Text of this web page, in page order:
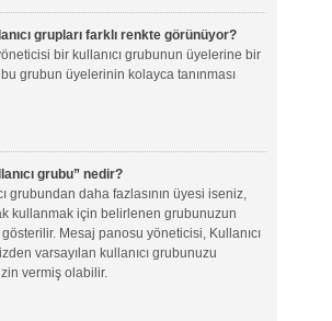
grupları farklı renkte görünüyor?
bir kullanıcı grubunun üyelerine bir
grubun üyelerinin kolayca tanınması
grubu” nedir?
grubundan daha fazlasının üyesi iseniz,
kullanmak için belirlenen grubunuzun
Mesaj panosu yöneticisi, Kullanıcı
varsayılan kullanıcı grubunuzu
vermiş olabilir.